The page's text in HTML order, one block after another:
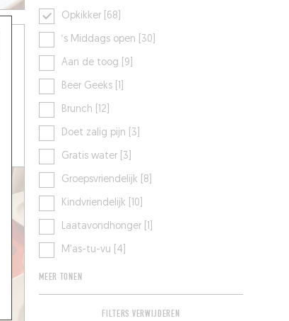
‘s Middags open [30]
Aan de toog [9]
Beer Geeks [1]
Brunch [12]
Doet zalig pijn [3]
Gratis water [3]
Groepsvriendelijk [8]
Kindvriendelijk [10]
Laatavondhonger [1]
M'as-tu-vu [4]
Opkikker [68]
MEER TONEN
FILTERS VERWIJDEREN